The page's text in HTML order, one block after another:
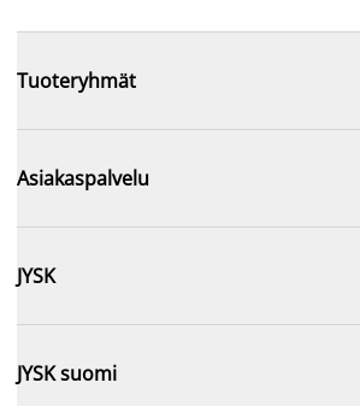
Tuoteryhmät
Asiakaspalvelu
JYSK
JYSK suomi